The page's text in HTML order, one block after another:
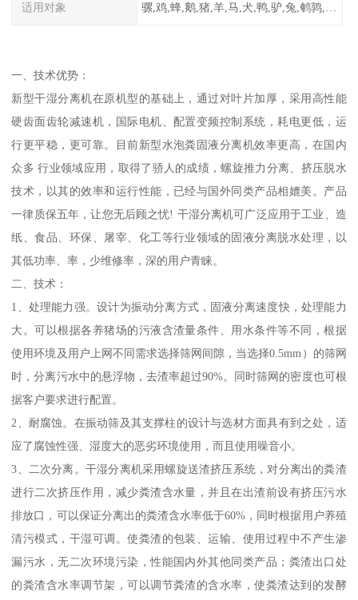
适用对象 骡,鸡,蜂,鹅,猪,羊,马,犬,鸭,驴,兔,鹌鹑,牛,鸽
一、技术优势：
新型干湿分离机在原机型的基础上，通过对叶片加厚，采用高性能
硬齿面齿轮减速机，国际电机、配置变频控制系统，耗电更低，运
行更平稳，更可靠。目前新型水泡粪固液分离机效率更高，在国内
众多 行业领域应用，取得了骄人的成绩，螺旋推力分离、挤压脱水
技术，以其的效率和运行性能，已经与国外同类产品相媲美。产品
一律质保五年，让您无后顾之忧! 干湿分离机可广泛应用于工业、造
纸、食品、环保、屠宰、化工等行业领域的固液分离脱水处理，以
其低功率、率，少维修率，深的用户青睐。
二、技术：
1、处理能力强。设计为振动分离方式，固液分离速度快，处理能力
大。可以根据各养猪场的污液含渣量条件、用水条件等不同，根据
使用环境及用户上网不同需求选择筛网间隙，当选择0.5mm）的筛网
时，分离污水中的悬浮物，去渣率超过90%。同时筛网的密度也可根
据客户要求进行配置。
2、耐腐蚀。在振动筛及其支撑柱的设计与选材方面具有到之处，适
应了腐蚀性强、湿度大的恶劣环境使用，而且使用噪音小。
3、二次分离。干湿分离机采用螺旋送渣挤压系统，对分离出的粪渣
进行二次挤压作用，减少粪渣含水量，并且在出渣前设有挤压污水
排放口，可以保证分离出的粪渣含水率低于60%，同时根据用户养殖
清污模式，干湿可调。使粪渣的包装、运输、使用过程中不产生渗
漏污水，无二次环境污染，性能国内外其他同类产品；粪渣出口处
的粪渣含水率调节架，可以调节粪渣的含水率，使粪渣达到的发酵